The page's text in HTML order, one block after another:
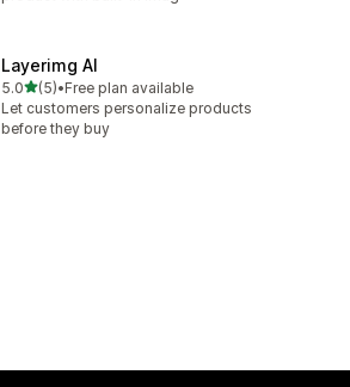
Layerimg AI
5.0滿分 5 顆星
(5)
共有 5 則評價
•Free plan available
Let customers personalize products
before they buy